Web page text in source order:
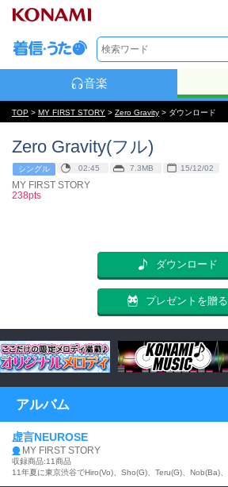
音楽
TOP > MY FIRST STORY > Zero Gravity > ダウンロード
Zero Gravity(フル)
シングル 02:45 7.3MB 15/12/02
MY FIRST STORY
238pts
ダウンロード
プレゼントを贈る
アルバム
虚言NEUROSE
MY FIRST STORY
収録商品:11商品